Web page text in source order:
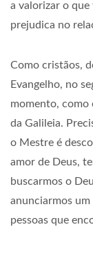
a valorizar o
prejudica no
Como cristãos,
Evangelho, no
momento, como
da Galileia.
o Mestre é
amor de Deus,
buscarmos o
anunciarmos
pessoas que